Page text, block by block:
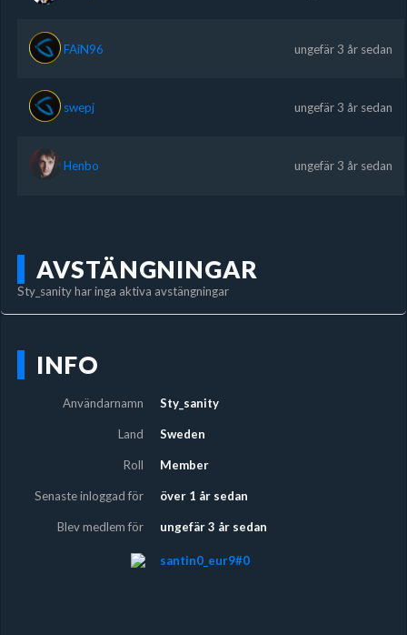
FAiN96 ungefär 3 år sedan
swepj ungefär 3 år sedan
Henbo ungefär 3 år sedan
AVSTÄNGNINGAR
Sty_sanity har inga aktiva avstängningar
INFO
Användarnamn Sty_sanity
Land Sweden
Roll Member
Senaste inloggad för över 1 år sedan
Blev medlem för ungefär 3 år sedan
santin0_eur9#0